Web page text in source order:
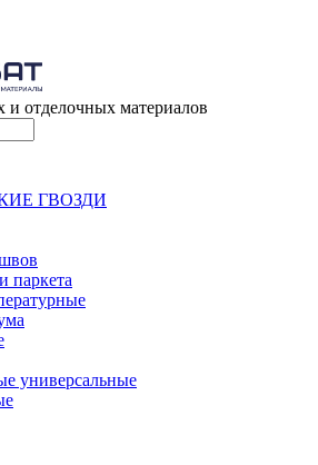
и отделочных материалов
ГВОЗДИ
паркета
универсальные